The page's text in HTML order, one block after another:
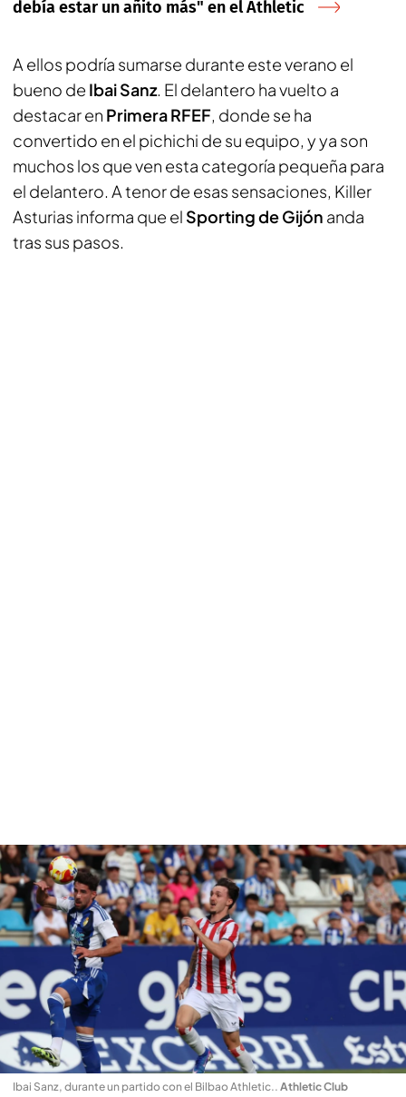
debía estar un añito más" en el Athletic
A ellos podría sumarse durante este verano el
bueno de Ibai Sanz. El delantero ha vuelto a
destacar en Primera RFEF, donde se ha
convertido en el pichichi de su equipo, y ya son
muchos los que ven esta categoría pequeña para
el delantero. A tenor de esas sensaciones, Killer
Asturias informa que el Sporting de Gijón anda
tras sus pasos.
Ibai Sanz, durante un partido con el Bilbao Athletic.. Athletic Club